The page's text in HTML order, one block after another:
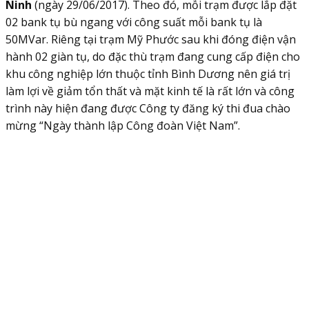
Ninh (ngày 29/06/2017). Theo đó, mỗi trạm được lắp đặt
02 bank tụ bù ngang với công suất mỗi bank tụ là
50MVar. Riêng tại trạm Mỹ Phước sau khi đóng điện vận
hành 02 giàn tụ, do đặc thù trạm đang cung cấp điện cho
khu công nghiệp lớn thuộc tỉnh Bình Dương nên giá trị
làm lợi về giảm tổn thất và mặt kinh tế là rất lớn và công
trình này hiện đang được Công ty đăng ký thi đua chào
mừng “Ngày thành lập Công đoàn Việt Nam”.